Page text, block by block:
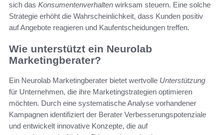
sich das Konsumentenverhalten wirksam steuern. Eine solche
Strategie erhöht die Wahrscheinlichkeit, dass Kunden positiv
auf Angebote reagieren und Kaufentscheidungen treffen.
Wie unterstützt ein Neurolab
Marketingberater?
Ein Neurolab Marketingberater bietet wertvolle Unterstützung
für Unternehmen, die ihre Marketingstrategien optimieren
möchten. Durch eine systematische Analyse vorhandener
Kampagnen identifiziert der Berater Verbesserungspotenziale
und entwickelt innovative Konzepte, die auf